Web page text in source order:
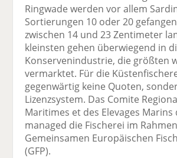
Ringwade werden vor allem
Sortierungen 10 oder 20
zwischen 14 und 23 Zentimeter
kleinsten gehen überwiegend in
Konservenindustrie, die größten
vermarktet. Für die
gegenwärtig keine Quoten,
Lizenzsystem. Das Comite
Maritimes et des Elevages Marins
managed die Fischerei im
Gemeinsamen Europäischen
(GFP).